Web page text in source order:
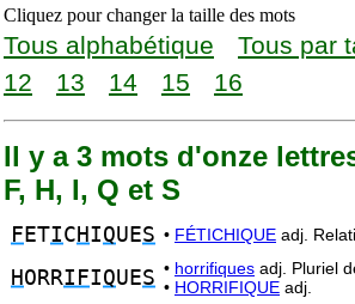
Cliquez pour changer la taille des mots
Tous alphabétique Tous par
12
13 14 15 16
Il y a 3 mots d'onze
F, H, I, Q et S
F ETIC H IQUES • FÉTICHIQUE adj.
H ORRIFIQUES • horrifiques adj. Pluriel
• HORRIFIQUE adj.